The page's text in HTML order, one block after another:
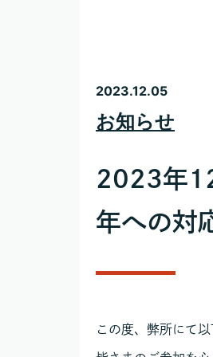
2023.12.05
お知らせ
2023年
年への対
この度、弊所にて